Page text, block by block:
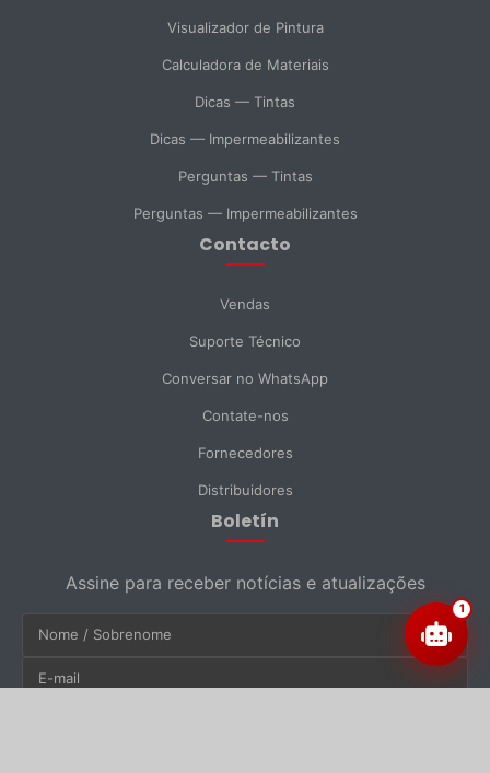
SELECIONAR DEPARTAMENTO
Suporte Técnico
Consulta Geral
Enviar Mensagem
Visualizador de Pintura
Calculadora de Materiais
Dicas — Tintas
Dicas — Impermeabilizantes
Perguntas — Tintas
Perguntas — Impermeabilizantes
Contacto
Vendas
Suporte Técnico
Conversar no WhatsApp
Contate-nos
Fornecedores
Distribuidores
Boletín
Assine para receber notícias e atualizações
1